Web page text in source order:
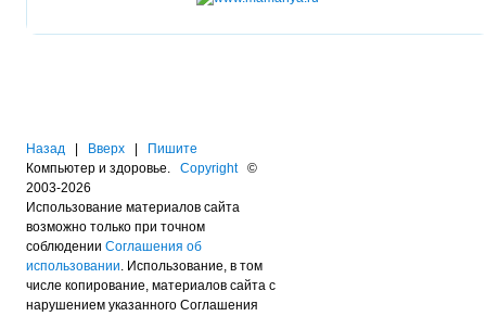
Назад Вверх
Пишите
Компьютер и здоровье. Copyright©
2003-2026
Использование материалов сайта
возможно только при точном
соблюдении Соглашения об
использовании. Использование, в том
числе копирование, материалов сайта с
нарушением указанного Соглашения